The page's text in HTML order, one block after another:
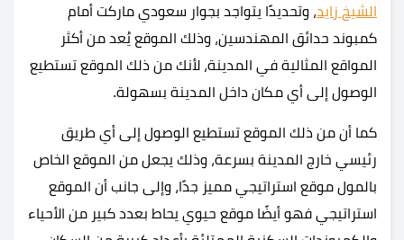
الشيخ زايد، وتحديدًا يتواجد بجوار سعودي ماركت أمام
كمبوند حدائق المهندسين، وذلك الموقع يُعد من أكثر
المواقع المثالية في المدينة، لأنك من ذلك الموقع تستطيع
الوصول إلى أي مكان داخل المدينة بسهولة.
كما أن من ذلك الموقع تستطيع الوصول إلى أي طريق
رئيسي خارج المدينة بسرعة، وذلك يجعل من الموقع الخاص
بالمول موقع استراتيجي مميز جدًا، وإلى جانب أن الموقع
استراتيجي فهو أيضًا موقع حيوي يحاط بعدد كبير من الأحياء